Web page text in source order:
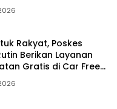
Rakyat, Poskes
Berikan Layanan
Gratis di Car Free